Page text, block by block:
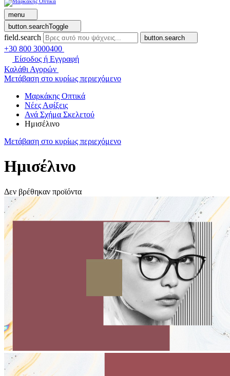
menu
button.searchToggle
field.search button.search
+30 800 3000400
Είσοδος ή Εγγραφή
Καλάθι Αγορών
Μετάβαση στο κυρίως περιεχόμενο
Μαρκάκης Οπτικά
Νέες Αφίξεις
Ανά Σχήμα Σκελετού
Ημισέλινο
Μετάβαση στο κυρίως περιεχόμενο
Ημισέλινο
Δεν βρέθηκαν προϊόντα